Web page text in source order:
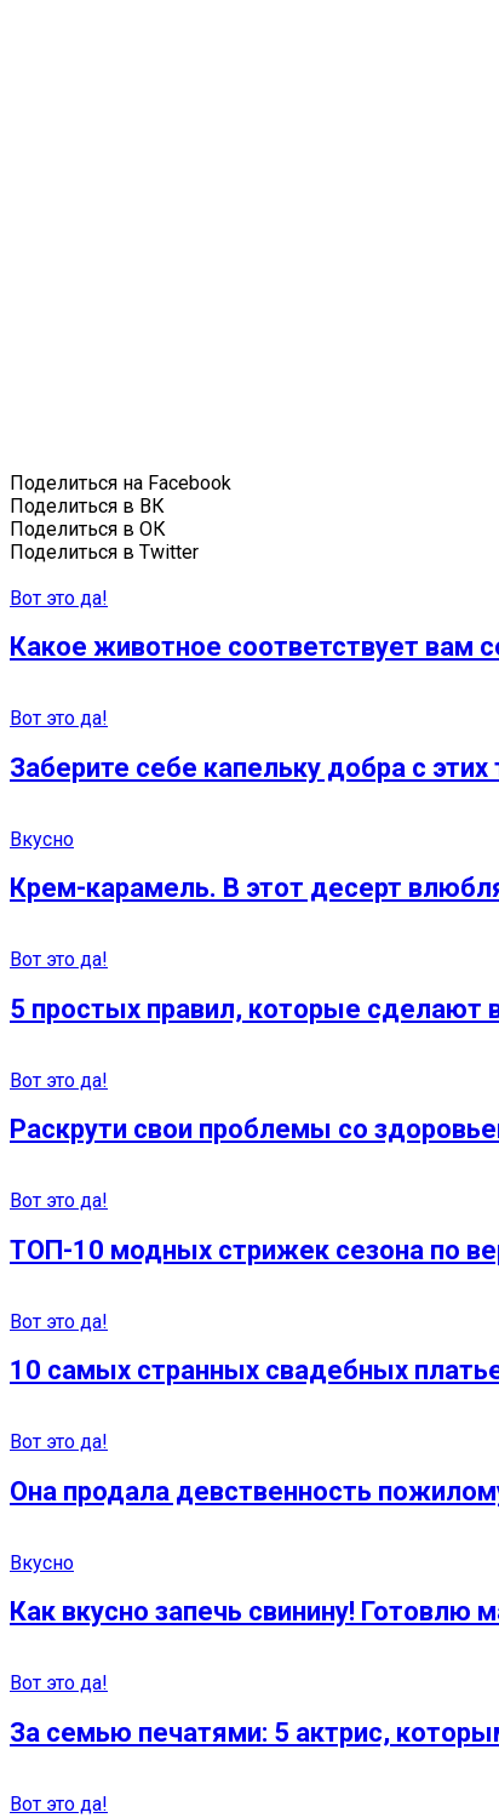
Поделиться на Facebook
Поделиться в ВК
Поделиться в ОК
Поделиться в Twitter
Вот это да!
Какое животное соответствует вам
Вот это да!
Заберите себе капельку добра с
Вкусно
Крем-карамель. В этот десерт
Вот это да!
5 простых правил, которые сделают
Вот это да!
Раскрути свои проблемы со
Вот это да!
ТОП-10 модных стрижек сезона по
Вот это да!
10 самых странных свадебных
Вот это да!
Она продала девственность
Вкусно
Как вкусно запечь свинину!
Вот это да!
За семью печатями: 5 актрис,
Вот это да!